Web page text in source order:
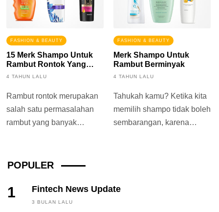
FASHION & BEAUTY
15 Merk Shampo Untuk
Rambut Rontok Yang
Bagus
4 TAHUN LALU
Rambut rontok merupakan
salah satu permasalahan
rambut yang banyak
Akibat dari...
FASHION & BEAUTY
Merk Shampo Untuk
Rambut Berminyak
4 TAHUN LALU
Tahukah kamu? Ketika kita
memilih shampo tidak boleh
sembarangan, karena
POPULER
1 Fintech News Update
3 BULAN LALU